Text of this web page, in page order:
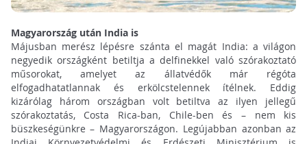
Magyarország után India is
Májusban merész lépésre szánta el magát India: a világon
negyedik országként betiltja a delfinekkel való szórakoztató
műsorokat, amelyet az állatvédők már régóta
elfogadhatatlannak és erkölcstelennek ítélnek. Eddig
kizárólag három országban volt betiltva az ilyen jellegű
szórakoztatás, Costa Rica-ban, Chile-ben és – nem kis
büszkeségünkre – Magyarországon. Legújabban azonban az